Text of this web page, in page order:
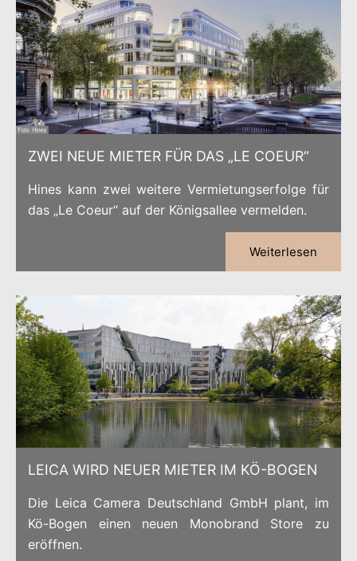
ZWEI NEUE MIETER FÜR DAS „LE COEUR“
Hines kann zwei weitere Vermietungserfolge für
das „Le Coeur“ auf der Königsallee vermelden.
Weiterlesen
LEICA WIRD NEUER MIETER IM KÖ-BOGEN
Die Leica Camera Deutschland GmbH plant, im
Kö-Bogen einen neuen Monobrand Store zu
eröffnen.